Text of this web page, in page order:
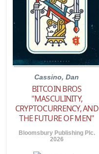
Cassino, Dan
BITCOIN BROS
"MASCULINITY,
CRYPTOCURRENCY, AND
THE FUTURE OF MEN"
Bloomsbury Publishing Plc.
2026